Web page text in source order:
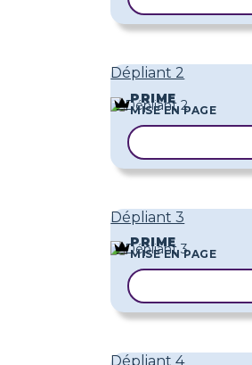
Dépliant 2
PRIME
MISE EN PAGE
Dépliant 3
PRIME
MISE EN PAGE
Dépliant 4